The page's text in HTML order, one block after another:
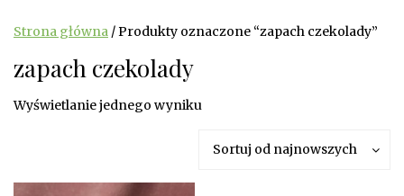
Strona główna / Produkty oznaczone “zapach czekolady”
zapach czekolady
Wyświetlanie jednego wyniku
Sortuj od najnowszych